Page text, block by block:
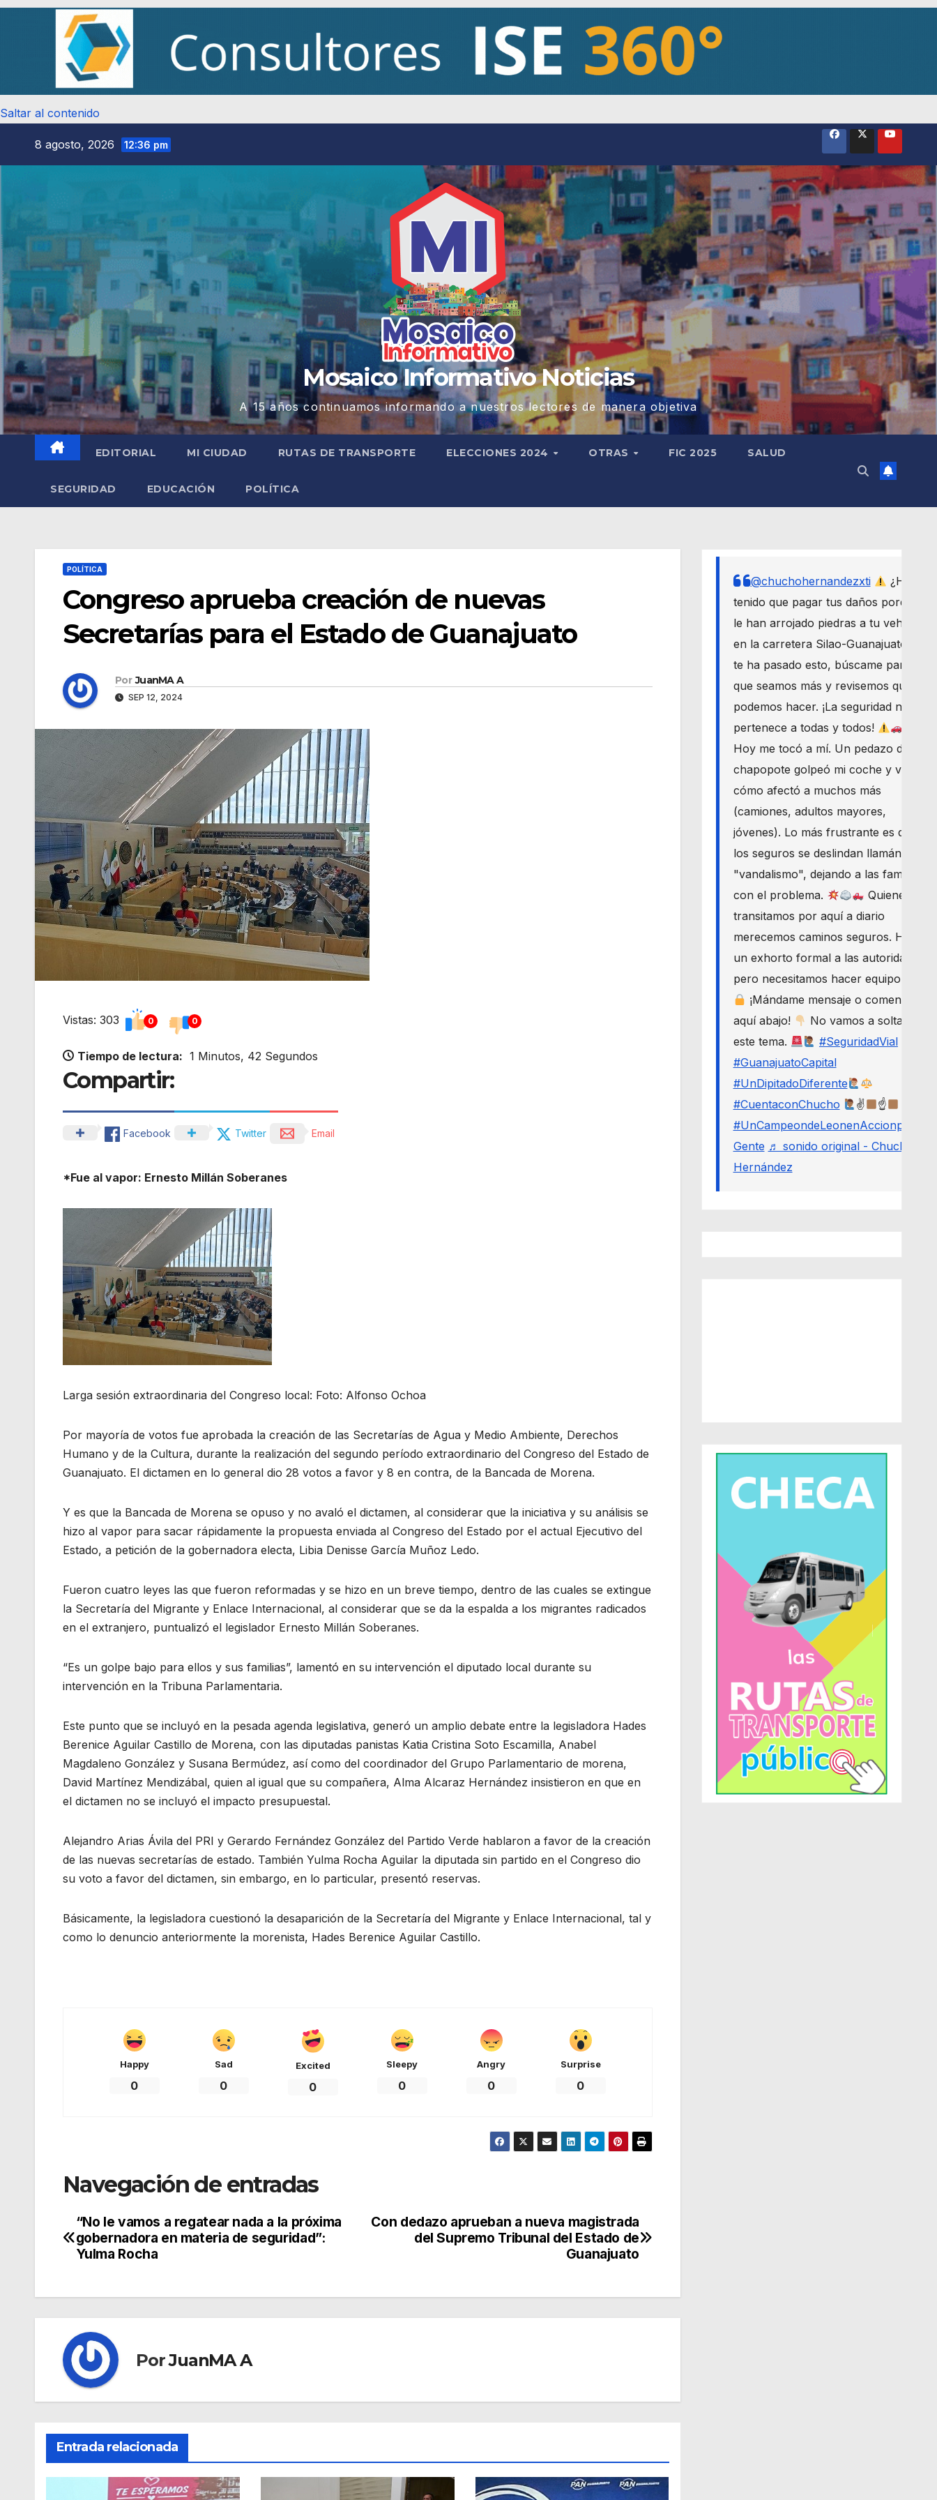
Saltar al contenido
8 agosto, 2026 12:36 pm
Mosaico Informativo Noticias
A 15 años continuamos informando a nuestros lectores de manera objetiva
EDITORIAL MI CIUDAD RUTAS DE TRANSPORTE ELECCIONES 2024 OTRAS FIC 2025 SALUD
SEGURIDAD EDUCACIÓN POLÍTICA
POLÍTICA
Congreso aprueba creación de nuevas
Secretarías para el Estado de Guanajuato
Por JuanMA A
SEP 12, 2024
Vistas: 303 0 0
Tiempo de lectura: 1 Minutos, 42 Segundos
Compartir:
Facebook Twitter Email
*Fue al vapor: Ernesto Millán Soberanes
Larga sesión extraordinaria del Congreso local: Foto: Alfonso Ochoa
Por mayoría de votos fue aprobada la creación de las Secretarías de Agua y Medio Ambiente, Derechos
Humano y de la Cultura, durante la realización del segundo período extraordinario del Congreso del Estado de
Guanajuato. El dictamen en lo general dio 28 votos a favor y 8 en contra, de la Bancada de Morena.
Y es que la Bancada de Morena se opuso y no avaló el dictamen, al considerar que la iniciativa y su análisis se
hizo al vapor para sacar rápidamente la propuesta enviada al Congreso del Estado por el actual Ejecutivo del
Estado, a petición de la gobernadora electa, Libia Denisse García Muñoz Ledo.
Fueron cuatro leyes las que fueron reformadas y se hizo en un breve tiempo, dentro de las cuales se extingue
la Secretaría del Migrante y Enlace Internacional, al considerar que se da la espalda a los migrantes radicados
en el extranjero, puntualizó el legislador Ernesto Millán Soberanes.
“Es un golpe bajo para ellos y sus familias”, lamentó en su intervención el diputado local durante su
intervención en la Tribuna Parlamentaria.
Este punto que se incluyó en la pesada agenda legislativa, generó un amplio debate entre la legisladora Hades
Berenice Aguilar Castillo de Morena, con las diputadas panistas Katia Cristina Soto Escamilla, Anabel
Magdaleno González y Susana Bermúdez, así como del coordinador del Grupo Parlamentario de morena,
David Martínez Mendizábal, quien al igual que su compañera, Alma Alcaraz Hernández insistieron en que en
el dictamen no se incluyó el impacto presupuestal.
Alejandro Arias Ávila del PRI y Gerardo Fernández González del Partido Verde hablaron a favor de la creación
de las nuevas secretarías de estado. También Yulma Rocha Aguilar la diputada sin partido en el Congreso dio
su voto a favor del dictamen, sin embargo, en lo particular, presentó reservas.
Básicamente, la legisladora cuestionó la desaparición de la Secretaría del Migrante y Enlace Internacional, tal y
como lo denuncio anteriormente la morenista, Hades Berenice Aguilar Castillo.
Happy
0
Sad
0
Excited
0
Sleepy
0
Angry
0
Surprise
0
Navegación de entradas
Con dedazo aprueban a nueva magistrada
del Supremo Tribunal del Estado de
Guanajuato
“No le vamos a regatear nada a la próxima
gobernadora en materia de seguridad”:
Yulma Rocha
PorJuanMA A
Entrada relacionada
@chuchohernandezxti
¿Has
tenido que pagar tus daños porque
le han arrojado piedras a tu vehículo
en la carretera Silao-Guanajuato? Si
te ha pasado esto, búscame para
que seamos más y revisemos qué
podemos hacer. ¡La seguridad nos
pertenece a todas y todos!
Hoy me tocó a mí. Un pedazo de
chapopote golpeó mi coche y vi
cómo afectó a muchos más
(camiones, adultos mayores,
jóvenes). Lo más frustrante es que
los seguros se deslindan llamándolo
"vandalismo", dejando a las familias
con el problema.
Quienes
transitamos por aquí a diario
merecemos caminos seguros. Haré
un exhorto formal a las autoridades,
pero necesitamos hacer equipo.
¡Mándame mensaje o comenta
aquí abajo!
No vamos a soltar
este tema.
#SeguridadVial
#GuanajuatoCapital
#UnDipitadoDiferente
#CuentaconChucho
✌
☝
#UnCampeondeLeonenAccionporLa
Gente ♬ sonido original - Chucho
Hernández